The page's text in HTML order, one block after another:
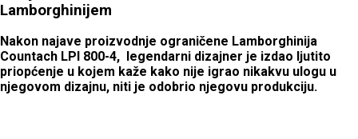
Lamborghinijem
Nakon najave proizvodnje ograničene Lamborghinija
Countach LPI 800-4, legendarni dizajner je izdao ljutito
priopćenje u kojem kaže kako nije igrao nikakvu ulogu u
njegovom dizajnu, niti je odobrio njegovu produkciju.